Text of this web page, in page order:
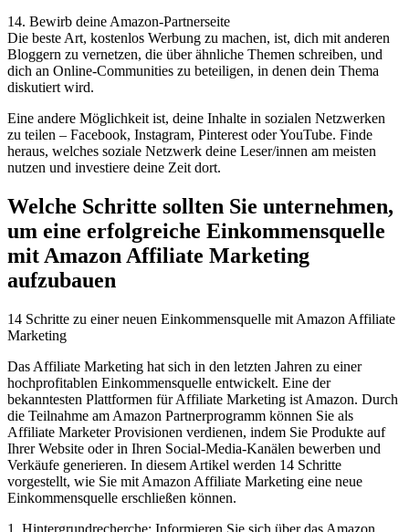
14. Bewirb deine Amazon-Partnerseite
Die beste Art, kostenlos Werbung zu machen, ist, dich mit anderen
Bloggern zu vernetzen, die über ähnliche Themen schreiben, und
dich an Online-Communities zu beteiligen, in denen dein Thema
diskutiert wird.
Eine andere Möglichkeit ist, deine Inhalte in sozialen Netzwerken
zu teilen – Facebook, Instagram, Pinterest oder YouTube. Finde
heraus, welches soziale Netzwerk deine Leser/innen am meisten
nutzen und investiere deine Zeit dort.
Welche Schritte sollten Sie unternehmen,
um eine erfolgreiche Einkommensquelle
mit Amazon Affiliate Marketing
aufzubauen
14 Schritte zu einer neuen Einkommensquelle mit Amazon Affiliate
Marketing
Das Affiliate Marketing hat sich in den letzten Jahren zu einer
hochprofitablen Einkommensquelle entwickelt. Eine der
bekanntesten Plattformen für‌ Affiliate ‌Marketing ist ‍Amazon. Durch
die Teilnahme am Amazon Partnerprogramm können Sie als⁣
Affiliate Marketer Provisionen verdienen, ​indem Sie Produkte auf
Ihrer Website oder in Ihren Social-Media-Kanälen bewerben und
Verkäufe generieren. In diesem Artikel werden 14 Schritte
vorgestellt, wie Sie mit Amazon Affiliate Marketing eine neue
Einkommensquelle erschließen können.